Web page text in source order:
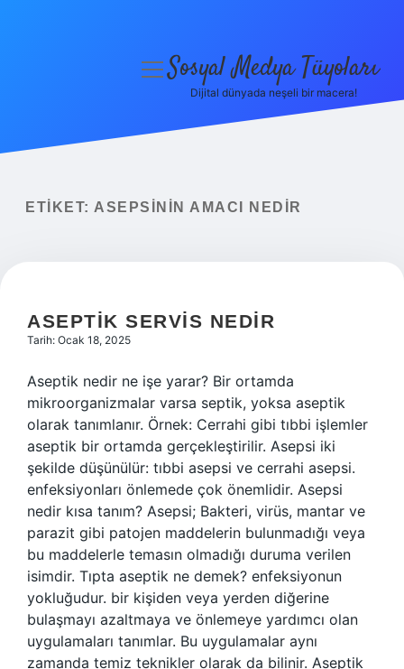
Yasal Uyarı
menüyüSosyal Medya Tüyoları
Dijital dünyada neşeli bir macera!
ETIKET: ASEPSININ AMACI NEDIR
ASEPTIK SERVIS NEDIR
Tarih: Ocak 18, 2025
Aseptik nedir ne işe yarar? Bir ortamda
mikroorganizmalar varsa septik, yoksa aseptik
olarak tanımlanır. Örnek: Cerrahi gibi tıbbi işlemler
aseptik bir ortamda gerçekleştirilir. Asepsi iki
şekilde düşünülür: tıbbi asepsi ve cerrahi asepsi.
enfeksiyonları önlemede çok önemlidir. Asepsi
nedir kısa tanım? Asepsi; Bakteri, virüs, mantar ve
parazit gibi patojen maddelerin bulunmadığı veya
bu maddelerle temasın olmadığı duruma verilen
isimdir. Tıpta aseptik ne demek? enfeksiyonun
yokluğudur. bir kişiden veya yerden diğerine
bulaşmayı azaltmaya ve önlemeye yardımcı olan
uygulamaları tanımlar. Bu uygulamalar aynı
zamanda temiz teknikler olarak da bilinir. Aseptik